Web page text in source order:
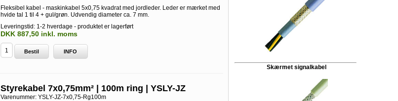
Fleksibel kabel - maskinkabel 5x0,75 kvadrat med jordleder. Leder er mærket med
hvide tal 1 til 4 + gul/grøn. Udvendig diameter ca. 7 mm.
Leveringstid: 1-2 hverdage - produktet er lagerført
DKK 887,50 inkl. moms
Bestil INFO
Styrekabel 7x0,75mm² | 100m ring | YSLY-JZ
Varenummer: YSLY-JZ-7x0,75-Rg100m
Skærmet signalkabel